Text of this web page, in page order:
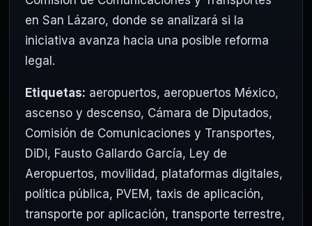
en San Lázaro, donde se analizará si la
iniciativa avanza hacia una posible reforma
legal.
Etiquetas: aeropuertos, aeropuertos México,
ascenso y descenso, Cámara de Diputados,
Comisión de Comunicaciones y Transportes,
DiDi, Fausto Gallardo García, Ley de
Aeropuertos, movilidad, plataformas digitales,
política pública, PVEM, taxis de aplicación,
transporte por aplicación, transporte terrestre,